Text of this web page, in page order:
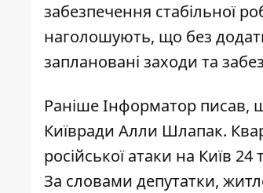
забезпечення стабільної
наголошують, що без
заплановані заходи та
Раніше Інформатор писав,
Київради Алли Шлапак.
російської атаки на Київ
За словами депутатки,